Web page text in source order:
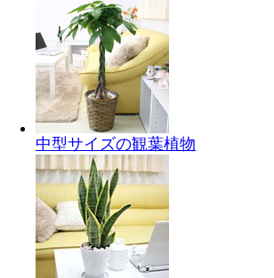
中型サイズの観葉植物